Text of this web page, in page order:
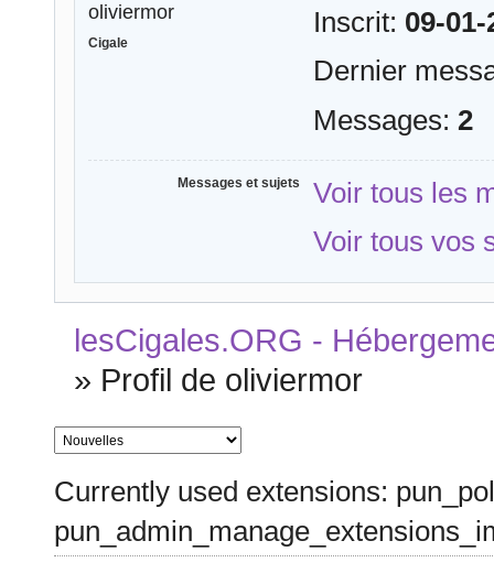
oliviermor
Cigale
Inscrit: 09-01-
Dernier
Messages: 2
Messages et sujets
Voir tous les
Voir tous vos
lesCigales.ORG -
» Profil de oliviermor
Currently used extensions: